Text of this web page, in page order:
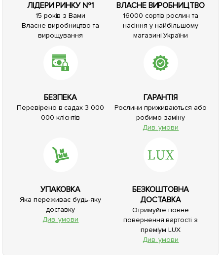
ЛІДЕРИ РИНКУ №1
15 років з Вами
Власне виробництво та
вирощування
ВЛАСНЕ ВИРОБНИЦТВО
16000 сортів рослин та
насіння у найбільшому
магазині України
БЕЗПЕКА
Перевірено в садах 3 000
000 клієнтів
ГАРАНТІЯ
Рослини приживаються або
робимо заміну
Див. умови
УПАКОВКА
Яка переживає будь-яку
доставку
Див. умови
БЕЗКОШТОВНА
ДОСТАВКА
Отримуйте повне
повернення вартості з
преміум LUX
Див. умови